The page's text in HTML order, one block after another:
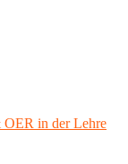
OER in der Lehre